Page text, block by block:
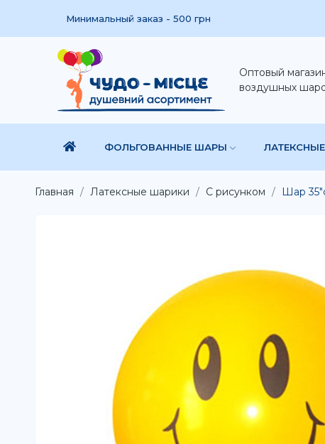
Минимальный заказ - 500 грн
Оптовый
воздушных
ФОЛЬГОВАННЫЕ ШАРЫ
Главная Латексные шарики С рисунком Шар